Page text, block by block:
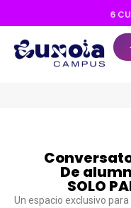
6CU
De
SOLO
Un espacio exclusivo